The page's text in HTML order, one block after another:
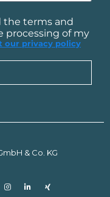
the terms and
processing of my
our privacy policy
& Co. KG